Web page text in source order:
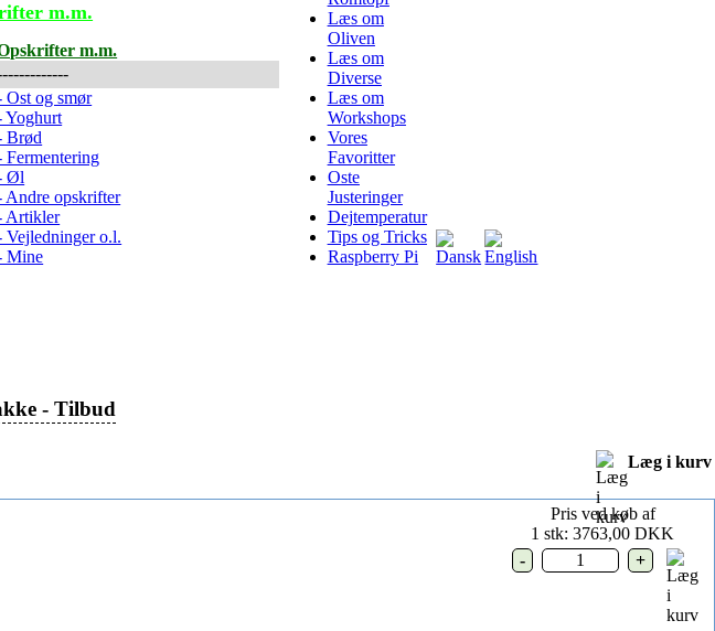
m.m.
m.m.
Ost og smør
Yoghurt
Brød
Fermentering
Øl
Andre opskrifter
Artikler
Vejledninger o.l.
Mine
Læs om
Oliven
Læs om
Diverse
Læs om
Workshops
Vores
Favoritter
Oste
Justeringer
Dejtemperatur
Tips og Tricks
Raspberry Pi
- Tilbud
Læg i kurv
Pris ved køb af
1 stk: 3763,00 DKK